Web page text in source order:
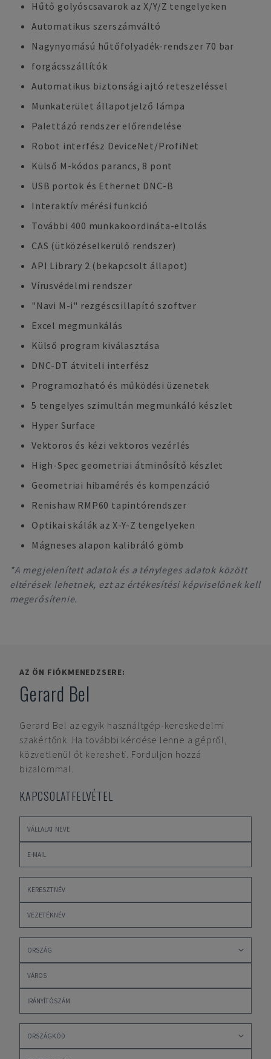
Hűtő golyóscsavarok az X/Y/Z tengelyeken
Automatikus szerszámváltó
Nagynyomású hűtőfolyadék-rendszer 70 bar
forgácsszállítók
Automatikus biztonsági ajtó reteszeléssel
Munkaterület állapotjelző lámpa
Palettázó rendszer előrendelése
Robot interfész DeviceNet/ProfiNet
Külső M-kódos parancs, 8 pont
USB portok és Ethernet DNC-B
Interaktív mérési funkció
További 400 munkakoordináta-eltolás
CAS (ütközéselkerülő rendszer)
API Library 2 (bekapcsolt állapot)
Vírusvédelmi rendszer
"Navi M-i" rezgéscsillapító szoftver
Excel megmunkálás
Külső program kiválasztása
DNC-DT átviteli interfész
Programozható és működési üzenetek
5 tengelyes szimultán megmunkáló készlet
Hyper Surface
Vektoros és kézi vektoros vezérlés
High-Spec geometriai átminősítő készlet
Geometriai hibamérés és kompenzáció
Renishaw RMP60 tapintórendszer
Optikai skálák az X-Y-Z tengelyeken
Mágneses alapon kalibráló gömb
*A megjelenített adatok és a tényleges adatok között
eltérések lehetnek, ezt az értékesítési képviselőnek kell
megerősítenie.
AZ ÖN FIÓKMENEDZSERE:
Gerard Bel
Gerard Bel az egyik használtgép-kereskedelmi
szakértőnk. Ha további kérdése lenne a gépről,
közvetlenül őt keresheti. Forduljon hozzá
bizalommal.
KAPCSOLATFELVÉTEL